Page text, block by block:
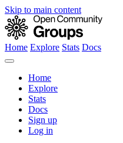
Skip to main content
Home Explore Stats Docs
Home
Explore
Stats
Docs
Sign up
Log in